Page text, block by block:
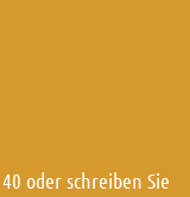
oder schreiben Sie